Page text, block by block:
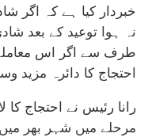
خبردار کیا ہے کہ اگر
نہ ہوا توعید کے بعد
طرف سے اگر اس
احتجاج کا دائرہ مزید
رانا رئیس نے احتجاج کا
مرحلے میں شہر بھر میں